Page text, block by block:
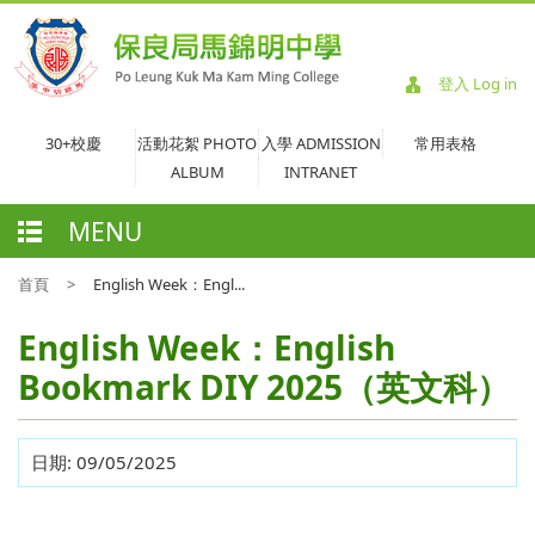
登入 Log in
30+校慶
活動花絮 PHOTO
ALBUM
入學 ADMISSION
常用表格
INTRANET
MENU
首頁 > English Week：Engl...
English Week：English
Bookmark DIY 2025（英文科）
日期: 09/05/2025